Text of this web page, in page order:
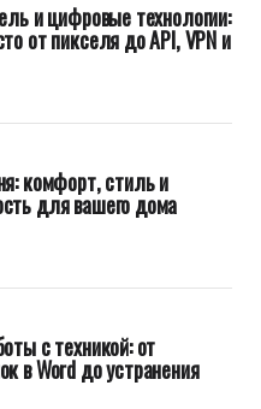
и цифровые технологии:
от пикселя до API, VPN и
комфорт, стиль и
для вашего дома
с техникой: от
в Word до устранения